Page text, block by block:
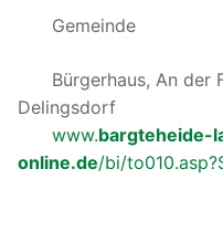
Gemeinde
Bürgerhaus, An der
Delingsdorf
www.bargteheide-
online.de/bi/